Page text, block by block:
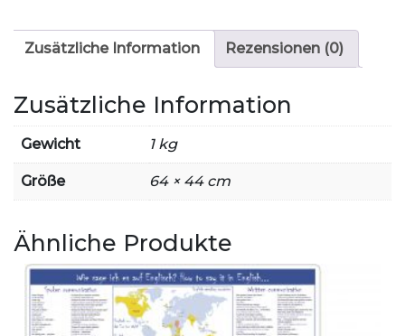
/
politisch
Zusätzliche Information Rezensionen (0)
Zusätzliche Information
Gewicht 1 kg
Größe 64 × 44 cm
Ähnliche Produkte